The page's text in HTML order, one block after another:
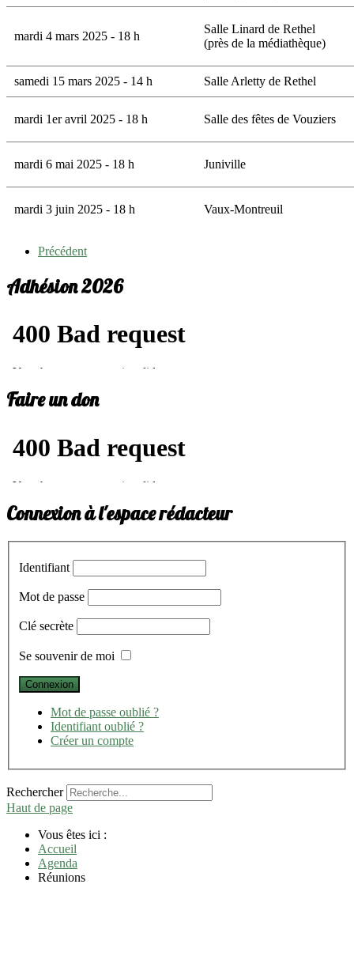
mardi 4 mars 2025 - 18 h
Salle Linard de Rethel
(près de la médiathèque)
samedi 15 mars 2025 - 14 h Salle Arletty de Rethel
mardi 1er avril 2025 - 18 h Salle des fêtes de Vouziers
mardi 6 mai 2025 - 18 h Juniville
mardi 3 juin 2025 - 18 h Vaux-Montreuil
Précédent
Adhésion 2026
Faire un don
Connexion à l'espace rédacteur
Identifiant
Mot de passe
Clé secrète
Se souvenir de moi
Mot de passe oublié ?
Identifiant oublié ?
Créer un compte
Rechercher
Haut de page
Vous êtes ici :
Accueil
Agenda
Réunions